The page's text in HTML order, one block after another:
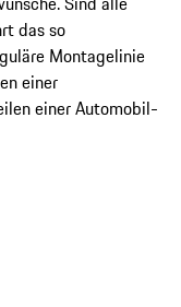
das so
Montagelinie
einer
einer Automobil-